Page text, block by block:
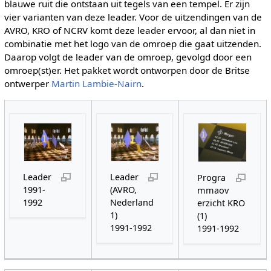
blauwe ruit die ontstaan uit tegels van een tempel. Er zijn
vier varianten van deze leader. Voor de uitzendingen van de
AVRO, KRO of NCRV komt deze leader ervoor, al dan niet in
combinatie met het logo van de omroep die gaat uitzenden.
Daarop volgt de leader van de omroep, gevolgd door een
omroep(st)er. Het pakket wordt ontworpen door de Britse
ontwerper Martin Lambie-Nairn.
Leader
1991-
1992
Leader
(AVRO,
Nederland
1)
1991-1992
Progra
mmaov
erzicht KRO
(1)
1991-1992